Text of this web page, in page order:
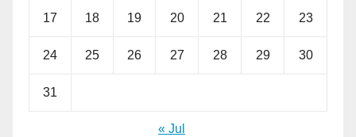
17 18 19 20 21 22 23
24 25 26 27 28 29 30
31
« Jul